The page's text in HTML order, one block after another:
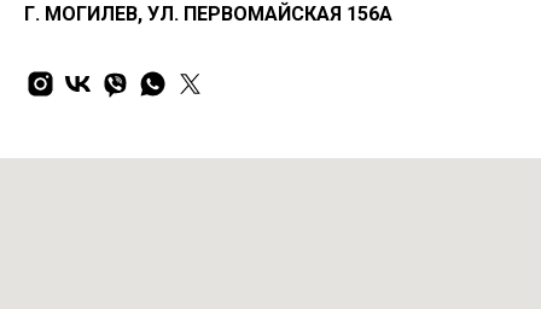
Г. МОГИЛЕВ, УЛ. ПЕРВОМАЙСКАЯ 156А